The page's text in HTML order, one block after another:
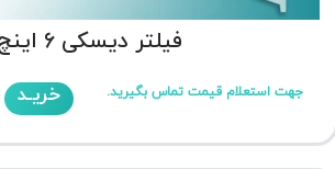
فیلتر دیسکی 6 اینچ
جهت استعلام قیمت تماس بگیرید. خریـد